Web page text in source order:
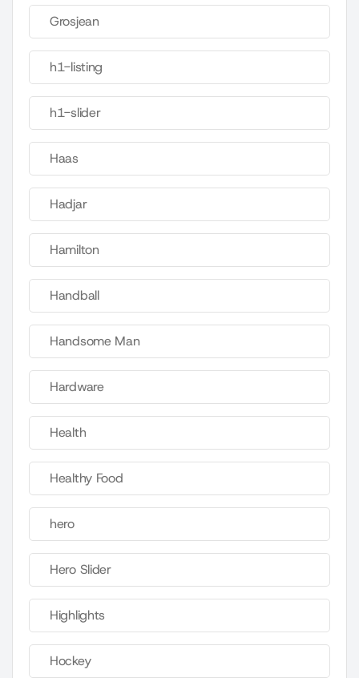
Grosjean
h1-listing
h1-slider
Haas
Hadjar
Hamilton
Handball
Handsome Man
Hardware
Health
Healthy Food
hero
Hero Slider
Highlights
Hockey